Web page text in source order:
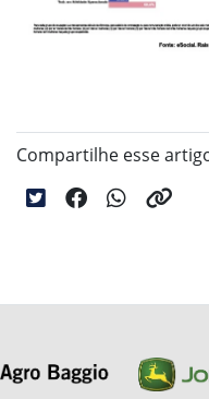
Compartilhe esse